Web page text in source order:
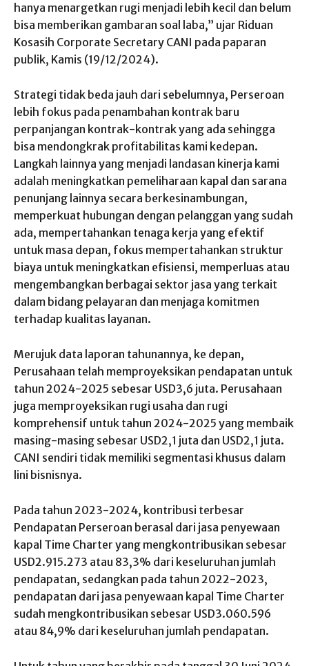
hanya menargetkan rugi menjadi lebih kecil dan belum
bisa memberikan gambaran soal laba,” ujar Riduan
Kosasih Corporate Secretary CANI pada paparan
publik, Kamis (19/12/2024).
Strategi tidak beda jauh dari sebelumnya, Perseroan
lebih fokus pada penambahan kontrak baru
perpanjangan kontrak-kontrak yang ada sehingga
bisa mendongkrak profitabilitas kami kedepan.
Langkah lainnya yang menjadi landasan kinerja kami
adalah meningkatkan pemeliharaan kapal dan sarana
penunjang lainnya secara berkesinambungan,
memperkuat hubungan dengan pelanggan yang sudah
ada, mempertahankan tenaga kerja yang efektif
untuk masa depan, fokus mempertahankan struktur
biaya untuk meningkatkan efisiensi, memperluas atau
mengembangkan berbagai sektor jasa yang terkait
dalam bidang pelayaran dan menjaga komitmen
terhadap kualitas layanan.
Merujuk data laporan tahunannya, ke depan,
Perusahaan telah memproyeksikan pendapatan untuk
tahun 2024-2025 sebesar USD3,6 juta. Perusahaan
juga memproyeksikan rugi usaha dan rugi
komprehensif untuk tahun 2024-2025 yang membaik
masing-masing sebesar USD2,1 juta dan USD2,1 juta.
CANI sendiri tidak memiliki segmentasi khusus dalam
lini bisnisnya.
Pada tahun 2023-2024, kontribusi terbesar
Pendapatan Perseroan berasal dari jasa penyewaan
kapal Time Charter yang mengkontribusikan sebesar
USD2.915.273 atau 83,3% dari keseluruhan jumlah
pendapatan, sedangkan pada tahun 2022-2023,
pendapatan dari jasa penyewaan kapal Time Charter
sudah mengkontribusikan sebesar USD3.060.596
atau 84,9% dari keseluruhan jumlah pendapatan.